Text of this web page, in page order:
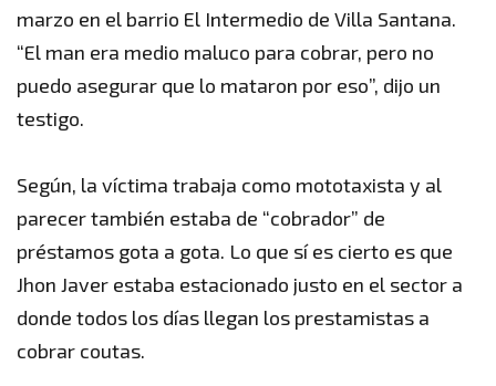
marzo en el barrio El Intermedio de Villa Santana.
“El man era medio maluco para cobrar, pero no
puedo asegurar que lo mataron por eso”, dijo un
testigo.
Según, la víctima trabaja como mototaxista y al
parecer también estaba de “cobrador” de
préstamos gota a gota. Lo que sí es cierto es que
Jhon Javer estaba estacionado justo en el sector a
donde todos los días llegan los prestamistas a
cobrar coutas.